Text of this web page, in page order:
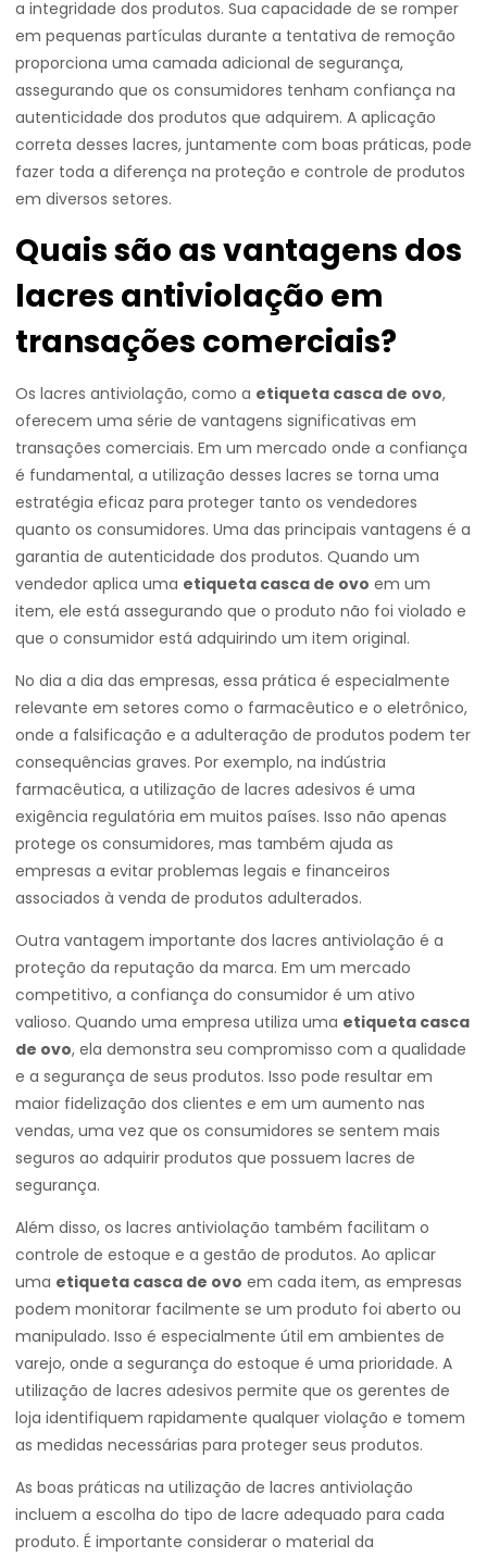
a integridade dos produtos. Sua capacidade de se romper
em pequenas partículas durante a tentativa de remoção
proporciona uma camada adicional de segurança,
assegurando que os consumidores tenham confiança na
autenticidade dos produtos que adquirem. A aplicação
correta desses lacres, juntamente com boas práticas, pode
fazer toda a diferença na proteção e controle de produtos
em diversos setores.
Quais são as vantagens dos
lacres antiviolação em
transações comerciais?
Os lacres antiviolação, como a etiqueta casca de ovo,
oferecem uma série de vantagens significativas em
transações comerciais. Em um mercado onde a confiança
é fundamental, a utilização desses lacres se torna uma
estratégia eficaz para proteger tanto os vendedores
quanto os consumidores. Uma das principais vantagens é a
garantia de autenticidade dos produtos. Quando um
vendedor aplica uma etiqueta casca de ovo em um
item, ele está assegurando que o produto não foi violado e
que o consumidor está adquirindo um item original.
No dia a dia das empresas, essa prática é especialmente
relevante em setores como o farmacêutico e o eletrônico,
onde a falsificação e a adulteração de produtos podem ter
consequências graves. Por exemplo, na indústria
farmacêutica, a utilização de lacres adesivos é uma
exigência regulatória em muitos países. Isso não apenas
protege os consumidores, mas também ajuda as
empresas a evitar problemas legais e financeiros
associados à venda de produtos adulterados.
Outra vantagem importante dos lacres antiviolação é a
proteção da reputação da marca. Em um mercado
competitivo, a confiança do consumidor é um ativo
valioso. Quando uma empresa utiliza uma etiqueta casca
de ovo, ela demonstra seu compromisso com a qualidade
e a segurança de seus produtos. Isso pode resultar em
maior fidelização dos clientes e em um aumento nas
vendas, uma vez que os consumidores se sentem mais
seguros ao adquirir produtos que possuem lacres de
segurança.
Além disso, os lacres antiviolação também facilitam o
controle de estoque e a gestão de produtos. Ao aplicar
uma etiqueta casca de ovo em cada item, as empresas
podem monitorar facilmente se um produto foi aberto ou
manipulado. Isso é especialmente útil em ambientes de
varejo, onde a segurança do estoque é uma prioridade. A
utilização de lacres adesivos permite que os gerentes de
loja identifiquem rapidamente qualquer violação e tomem
as medidas necessárias para proteger seus produtos.
As boas práticas na utilização de lacres antiviolação
incluem a escolha do tipo de lacre adequado para cada
produto. É importante considerar o material da